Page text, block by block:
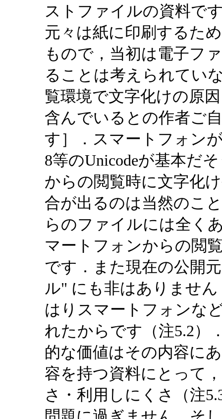
ストファイルの資料で
元々は紙に印刷するた
もので，当初は電子フ
ることは考えられてい
覧環境で文字化けの原
含んでいるとの作者ご
す］．スマートフォン
8等のUnicodeが基本だ
からの閲覧時に文字化
合が出るのは当然のこ
らのファイルには全く
マートフォンからの閲
です．また現在の公開
ル" にも非はありませ
はりスマートフォンな
れたからです（注5.2）
的な価値はその内容に
容を持つ資料にとって
さ・利用しにくさ（注